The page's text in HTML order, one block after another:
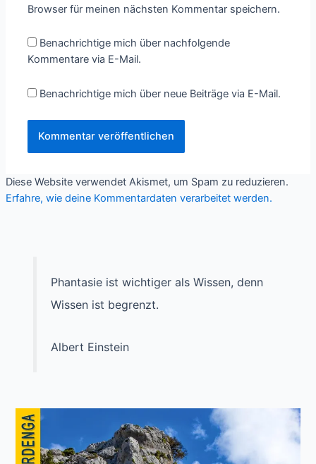
Browser für meinen nächsten Kommentar speichern.
Benachrichtige mich über nachfolgende
Kommentare via E-Mail.
Benachrichtige mich über neue Beiträge via E-Mail.
Diese Website verwendet Akismet, um Spam zu reduzieren.
Erfahre, wie deine Kommentardaten verarbeitet werden.
Phantasie ist wichtiger als Wissen, denn
Wissen ist begrenzt.
Albert Einstein